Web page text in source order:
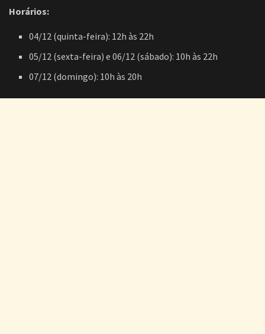
Horários:
04/12 (quinta-feira): 12h às 22h
05/12 (sexta-feira) e 06/12 (sábado): 10h às 22h
07/12 (domingo): 10h às 20h